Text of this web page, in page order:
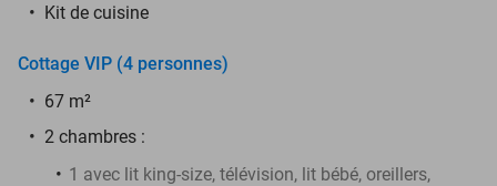
Kit de cuisine
Cottage VIP (4 personnes)
67 m²
2 chambres :
1 avec lit king-size, télévision, lit bébé, oreillers,